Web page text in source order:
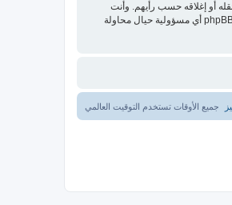
أو إغلاقه حسب رأيهم. وأنت
بصفتك مشتركا أو مستخدما توافق أن تخزن المعلومات المدخلة كلها سابقًا في قاعدة بيانات. وحيث أن هذه المعلومات لن تُـعرض إلى أي جهة ثالثة دون علمك، لن يتحمل ”ديريك ديلان يرحب بكم“ ولا phpBB أي مسؤولية حيال محاولة
جميع الأوقات تستخدم التوقيت العالمي